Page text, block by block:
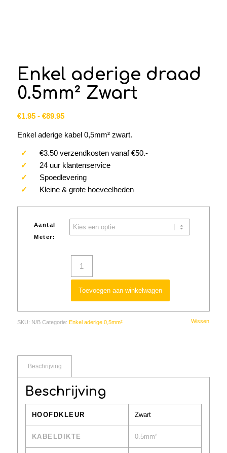
Enkel aderige draad
0.5mm² Zwart
€1.95 - €89.95Prijsklasse:
tot
€89.95
Enkel aderige kabel 0,5mm² zwart.
✓ €3.50 verzendkosten vanaf €50.-
✓ 24 uur klantenservice
✓ Spoedlevering
✓ Kleine & grote hoeveelheden
Aantal
Meter:
Wissen
Toevoegen aan winkelwagen
SKU: N/B Categorie: Enkel aderige 0,5mm²
Beschrijving
Beschrijving
HOOFDKLEUR Zwart
KABELDIKTE 0.5mm²